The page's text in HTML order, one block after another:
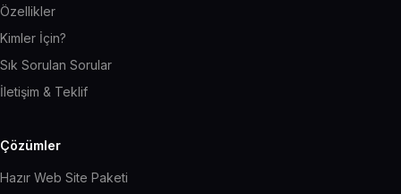
Özellikler
Kimler İçin?
Sık Sorulan Sorular
İletişim & Teklif
Çözümler
Hazır Web Site Paketi